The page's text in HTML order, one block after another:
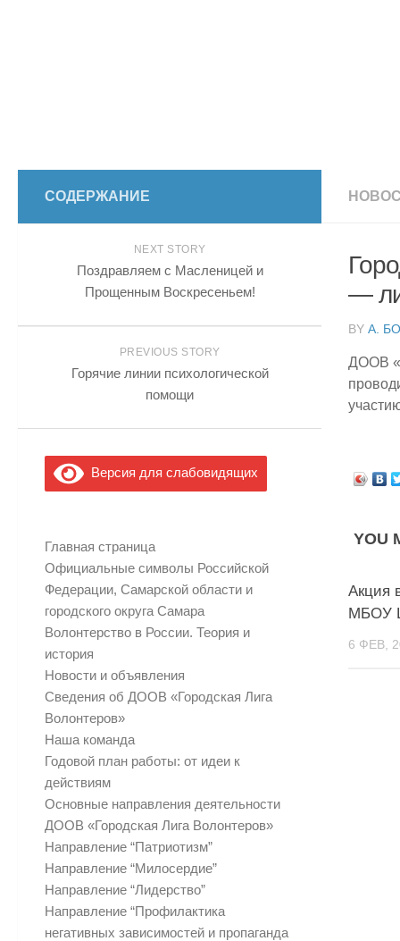
—
BY А.
ДООВ
YOU
Акция
МБОУ
6 ФЕВ,
СОДЕРЖАНИЕ
NEXT STORY
Поздравляем с Масленицей и
Прощенным Воскресеньем!
PREVIOUS STORY
Горячие линии психологической
помощи
Версия для слабовидящих
Главная страница
Официальные символы Российской
Федерации, Самарской области и
городского округа Самара
Волонтерство в России. Теория и
история
Новости и объявления
Сведения об ДООВ «Городская Лига
Волонтеров»
Наша команда
Годовой план работы: от идеи к
действиям
Основные направления деятельности
ДООВ «Городская Лига Волонтеров»
Направление “Патриотизм”
Направление “Милосердие”
Направление “Лидерство”
Направление “Профилактика
негативных зависимостей и пропаганда